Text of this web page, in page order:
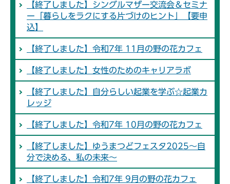
【終了しました】シングルマザー交流会＆セミナ
ー「暮らしをラクにする片づけのヒント」【要申
込】
【終了しました】令和7年 11月の野の花カフェ
【終了しました】女性のためのキャリアラボ
【終了しました】自分らしい起業を学ぶ☆起業カ
レッジ
【終了しました】令和7年 10月の野の花カフェ
【終了しました】ゆうまつどフェスタ2025～自
分で決める、私の未来～
【終了しました】令和7年 9月の野の花カフェ